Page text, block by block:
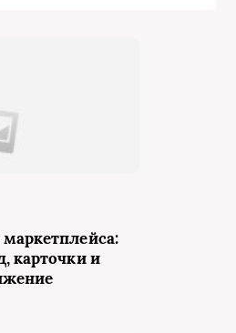
карточки и